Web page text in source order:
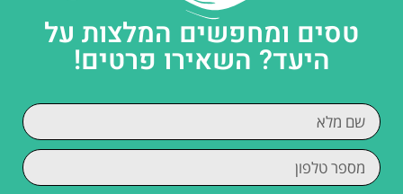
טסים ומחפשים המלצות על
היעד? השאירו פרטים!